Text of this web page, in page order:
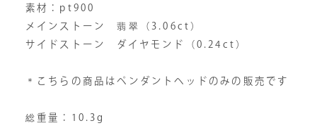
素材：pt900
メインストーン 翡翠（3.06ct）
サイドストーン ダイヤモンド（0.24ct）
＊こちらの商品はペンダントヘッドのみの販売です
総重量：10.3g